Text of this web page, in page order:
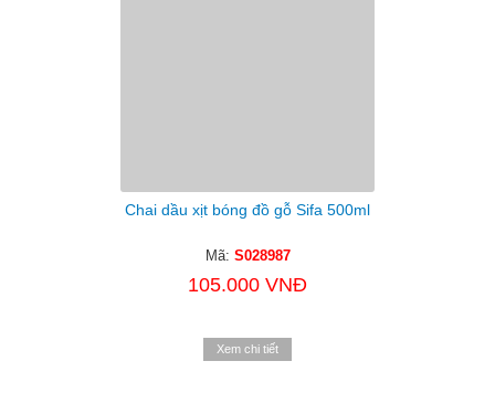
Chai dầu xịt bóng đồ gỗ Sifa 500ml
Mã: S028987
105.000 VNĐ
Xem chi tiết